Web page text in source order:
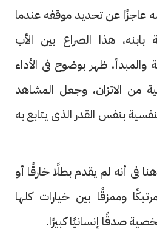
عاجزًا عن تحديد موقفه عندما
هذا الصراع بين الأب
والمبدأ، ظهر بوضوح فى الأداء
من الاتزان، وجعل المشاهد
بنفس القدر الذى يتابع به
فى أنه لم يقدم بطلًا خارقًا أو
وممزقًا بين خيارات كلها
صدقًا إنسانيًا كبيرًا.